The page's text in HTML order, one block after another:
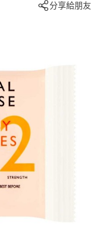
分享給朋友